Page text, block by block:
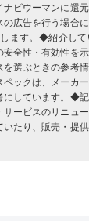
ビウーマンに還
広告を行う場合
ます。◆紹介して
全性・有効性を
を選ぶときの参考
ックは、メーカ
にしています。◆
ービスのリニュ
たり、販売・提